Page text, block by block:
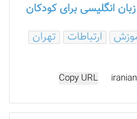
انگلیسی برای کودکان
ارتباطات
تهران
Copy URL